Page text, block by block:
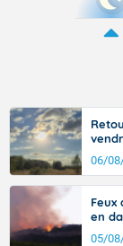
06/
en
05/